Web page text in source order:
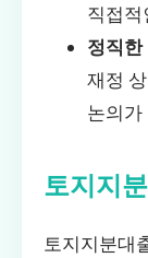
직접적
정직한
재정
논의가
토지지
토지지분대